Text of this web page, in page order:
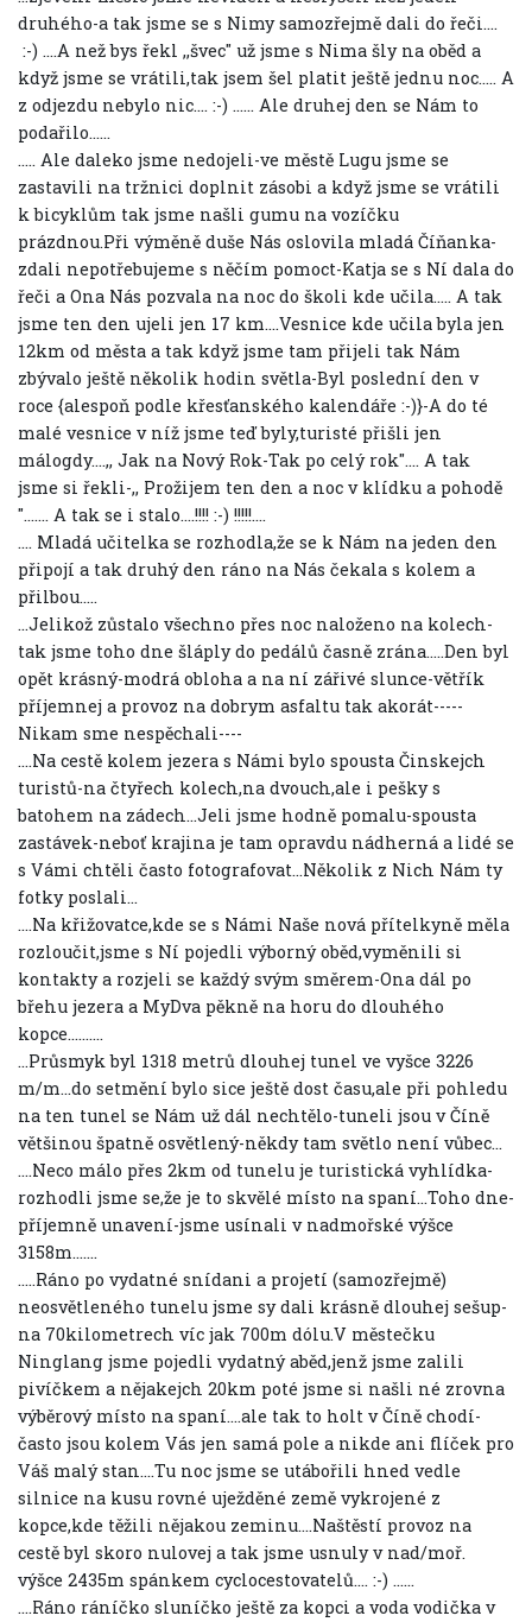
druhého-a tak jsme se s Nimy samozřejmě dali do řeči....
:-) ....A než bys řekl ,,švec" už jsme s Nima šly na oběd a
když jsme se vrátili,tak jsem šel platit ještě jednu noc..... A
z odjezdu nebylo nic.... :-) ...... Ale druhej den se Nám to
podařilo......
..... Ale daleko jsme nedojeli-ve městě Lugu jsme se
zastavili na tržnici doplnit zásobi a když jsme se vrátili
k bicyklům tak jsme našli gumu na vozíčku
prázdnou.Při výměně duše Nás oslovila mladá Číňanka-
zdali nepotřebujeme s něčím pomoct-Katja se s Ní dala do
řeči a Ona Nás pozvala na noc do školi kde učila..... A tak
jsme ten den ujeli jen 17 km....Vesnice kde učila byla jen
12km od města a tak když jsme tam přijeli tak Nám
zbývalo ještě několik hodin světla-Byl poslední den v
roce {alespoň podle křesťanského kalendáře :-)}-A do té
malé vesnice v níž jsme teď byly,turisté přišli jen
málogdy....,, Jak na Nový Rok-Tak po celý rok".... A tak
jsme si řekli-,, Prožijem ten den a noc v klídku a pohodě
"....... A tak se i stalo....!!!! :-) !!!!!....
.... Mladá učitelka se rozhodla,že se k Nám na jeden den
připojí a tak druhý den ráno na Nás čekala s kolem a
přilbou.....
...Jelikož zůstalo všechno přes noc naloženo na kolech-
tak jsme toho dne šláply do pedálů časně zrána.....Den byl
opět krásný-modrá obloha a na ní zářivé slunce-větřík
příjemnej a provoz na dobrym asfaltu tak akorát-----
Nikam sme nespěchali----
....Na cestě kolem jezera s Námi bylo spousta Činskejch
turistů-na čtyřech kolech,na dvouch,ale i pešky s
batohem na zádech...Jeli jsme hodně pomalu-spousta
zastávek-neboť krajina je tam opravdu nádherná a lidé se
s Vámi chtěli často fotografovat...Několik z Nich Nám ty
fotky poslali...
....Na křižovatce,kde se s Námi Naše nová přítelkyně měla
rozloučit,jsme s Ní pojedli výborný oběd,vyměnili si
kontakty a rozjeli se každý svým směrem-Ona dál po
břehu jezera a MyDva pěkně na horu do dlouhého
kopce..........
...Průsmyk byl 1318 metrů dlouhej tunel ve vyšce 3226
m/m...do setmění bylo sice ještě dost času,ale při pohledu
na ten tunel se Nám už dál nechtělo-tuneli jsou v Číně
většinou špatně osvětlený-někdy tam světlo není vůbec...
....Neco málo přes 2km od tunelu je turistická vyhlídka-
rozhodli jsme se,že je to skvělé místo na spaní...Toho dne-
příjemně unavení-jsme usínali v nadmořské výšce
3158m.......
.....Ráno po vydatné snídani a projetí (samozřejmě)
neosvětleného tunelu jsme sy dali krásně dlouhej sešup-
na 70kilometrech víc jak 700m dólu.V městečku
Ninglang jsme pojedli vydatný aběd,jenž jsme zalili
pivíčkem a nějakejch 20km poté jsme si našli né zrovna
výběrový místo na spaní....ale tak to holt v Číně chodí-
často jsou kolem Vás jen samá pole a nikde ani flíček pro
Váš malý stan....Tu noc jsme se utábořili hned vedle
silnice na kusu rovné uježděné země vykrojené z
kopce,kde těžili nějakou zeminu....Naštěstí provoz na
cestě byl skoro nulovej a tak jsme usnuly v nad/moř.
výšce 2435m spánkem cyclocestovatelů.... :-) ......
....Ráno ráníčko sluníčko ještě za kopci a voda vodička v